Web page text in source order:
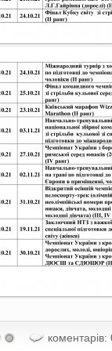
коментарів: